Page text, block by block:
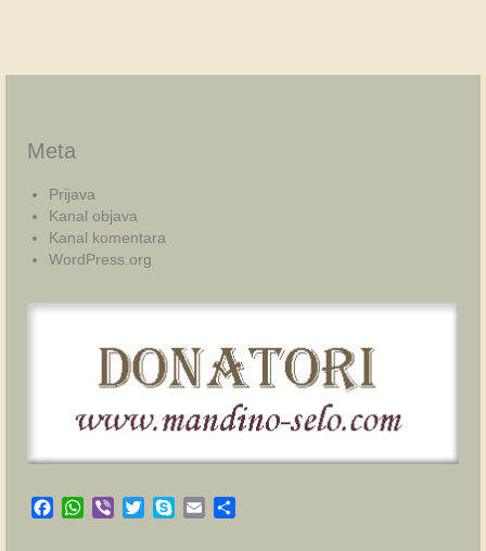
Meta
Prijava
Kanal objava
Kanal komentara
WordPress.org
Facebook
WhatsApp
Viber TwitterSkypeEmail